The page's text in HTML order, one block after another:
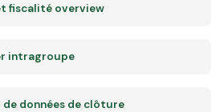
fiscalité overview
intragroupe
données de clôture